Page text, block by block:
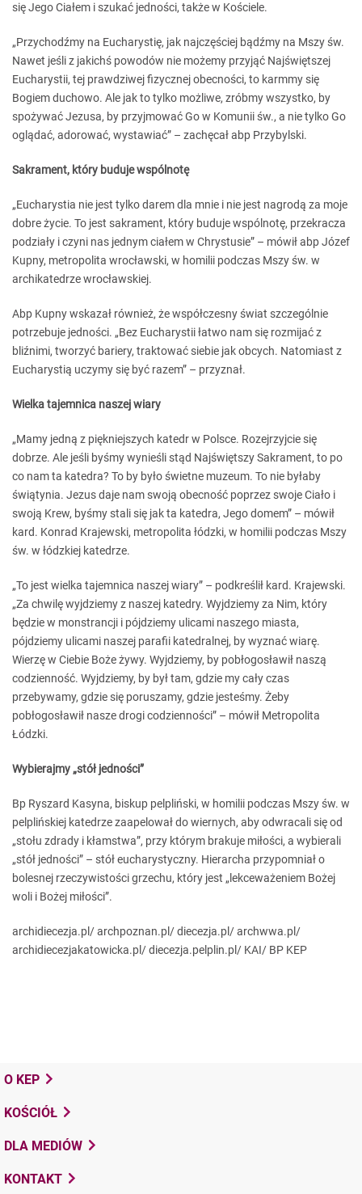
się Jego Ciałem i szukać jedności, także w Kościele.
„Przychodźmy na Eucharystię, jak najczęściej bądźmy na Mszy św.
Nawet jeśli z jakichś powodów nie możemy przyjąć Najświętszej
Eucharystii, tej prawdziwej fizycznej obecności, to karmmy się
Bogiem duchowo. Ale jak to tylko możliwe, zróbmy wszystko, by
spożywać Jezusa, by przyjmować Go w Komunii św., a nie tylko Go
oglądać, adorować, wystawiać” – zachęcał abp Przybylski.
Sakrament, który buduje wspólnotę
„Eucharystia nie jest tylko darem dla mnie i nie jest nagrodą za moje
dobre życie. To jest sakrament, który buduje wspólnotę, przekracza
podziały i czyni nas jednym ciałem w Chrystusie” – mówił abp Józef
Kupny, metropolita wrocławski, w homilii podczas Mszy św. w
archikatedrze wrocławskiej.
Abp Kupny wskazał również, że współczesny świat szczególnie
potrzebuje jedności. „Bez Eucharystii łatwo nam się rozmijać z
bliźnimi, tworzyć bariery, traktować siebie jak obcych. Natomiast z
Eucharystią uczymy się być razem” – przyznał.
Wielka tajemnica naszej wiary
„Mamy jedną z piękniejszych katedr w Polsce. Rozejrzyjcie się
dobrze. Ale jeśli byśmy wynieśli stąd Najświętszy Sakrament, to po
co nam ta katedra? To by było świetne muzeum. To nie byłaby
świątynia. Jezus daje nam swoją obecność poprzez swoje Ciało i
swoją Krew, byśmy stali się jak ta katedra, Jego domem” – mówił
kard. Konrad Krajewski, metropolita łódzki, w homilii podczas Mszy
św. w łódzkiej katedrze.
„To jest wielka tajemnica naszej wiary” – podkreślił kard. Krajewski.
„Za chwilę wyjdziemy z naszej katedry. Wyjdziemy za Nim, który
będzie w monstrancji i pójdziemy ulicami naszego miasta,
pójdziemy ulicami naszej parafii katedralnej, by wyznać wiarę.
Wierzę w Ciebie Boże żywy. Wyjdziemy, by pobłogosławił naszą
codzienność. Wyjdziemy, by był tam, gdzie my cały czas
przebywamy, gdzie się poruszamy, gdzie jesteśmy. Żeby
pobłogosławił nasze drogi codzienności” – mówił Metropolita
Łódzki.
Wybierajmy „stół jedności”
Bp Ryszard Kasyna, biskup pelpliński, w homilii podczas Mszy św. w
pelplińskiej katedrze zaapelował do wiernych, aby odwracali się od
„stołu zdrady i kłamstwa”, przy którym brakuje miłości, a wybierali
„stół jedności” – stół eucharystyczny. Hierarcha przypomniał o
bolesnej rzeczywistości grzechu, który jest „lekceważeniem Bożej
woli i Bożej miłości”.
archidiecezja.pl/ archpoznan.pl/ diecezja.pl/ archwwa.pl/
archidiecezjakatowicka.pl/ diecezja.pelplin.pl/ KAI/ BP KEP
O KEP
KOŚCIÓŁ
DLA MEDIÓW
KONTAKT